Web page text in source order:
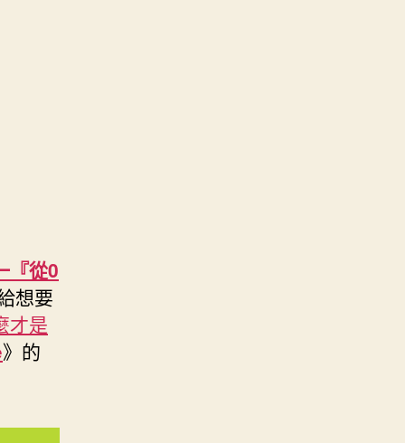
『從0
想要
才是
》的